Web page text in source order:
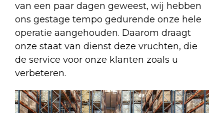
van een paar dagen geweest, wij hebben
ons gestage tempo gedurende onze hele
operatie aangehouden. Daarom draagt
onze staat van dienst deze vruchten, die
de service voor onze klanten zoals u
verbeteren.